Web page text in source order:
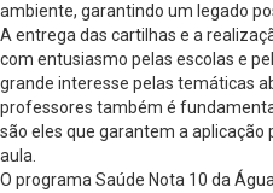
ambiente, garantindo um legado
A entrega das cartilhas e a
com entusiasmo pelas escolas e
grande interesse pelas temáticas
professores também é
são eles que garantem a
aula.
O programa Saúde Nota 10 da